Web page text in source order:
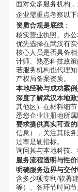
面对众多服务机构
企业需重点考察以下
资质合规是底线：
核实营业执照、办公
优先选择在武汉有实
核心人员是否具备
计师、熟悉科技政策
若服务机构也代理
产权局备案资质。
本地经验与成功案
深度了解武汉本地
其他区）在材料细
悉您企业注册地所
要求提供真实可查
信息），关注其服
过率是硬指标。
询问其与本地科技、
服务流程透明与性
明确服务边界与交
含多少项专利/软著
等）、各环节时间节